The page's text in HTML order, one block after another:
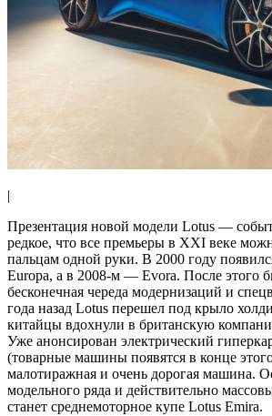
|
Презентация новой модели Lotus —
редкое, что все премьеры в XXI веке
пальцам одной руки. В 2000 году
Europa, а в 2008-м — Evora. После этого
бесконечная череда модернизаций и
года назад Lotus перешел под крыло
китайцы вдохнули в британскую
Уже анонсирован электрический
(товарные машины появятся в конце
малотиражная и очень дорогая машина.
модельного ряда и действительно
станет среднемоторное купе Lotus Emira.